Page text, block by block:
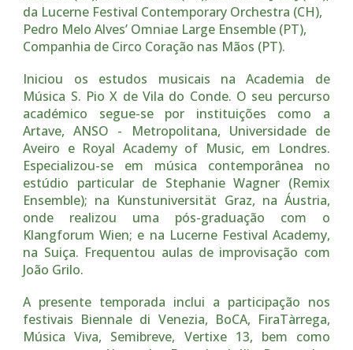
da Lucerne Festival Contemporary Orchestra (CH),
Pedro Melo Alves’ Omniae Large Ensemble (PT),
Companhia de Circo Coração nas Mãos (PT).
Iniciou os estudos musicais na Academia de
Música S. Pio X de Vila do Conde. O seu percurso
académico segue-se por instituições como a
Artave, ANSO - Metropolitana, Universidade de
Aveiro e Royal Academy of Music, em Londres.
Especializou-se em música contemporânea no
estúdio particular de Stephanie Wagner (Remix
Ensemble); na Kunstuniversität Graz, na Áustria,
onde realizou uma pós-graduação com o
Klangforum Wien; e na Lucerne Festival Academy,
na Suiça. Frequentou aulas de improvisação com
João Grilo.
A presente temporada inclui a participação nos
festivais Biennale di Venezia, BoCA, FiraTàrrega,
Música Viva, Semibreve, Vertixe 13, bem como